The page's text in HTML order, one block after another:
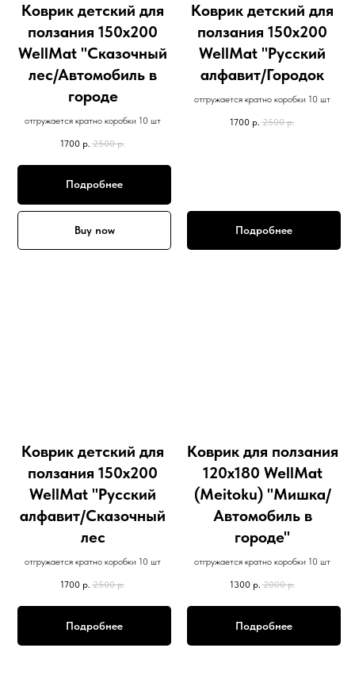
Коврик детский для
ползания 150x200
WellMat "Сказочный
лес/Автомобиль в
городе
отгружается кратно коробки 10 шт
1700 р. 2500 р.
Подробнее
Buy now
Коврик детский для
ползания 150x200
WellMat "Русский
алфавит/Городок
отгружается кратно коробки 10 шт
1700 р. 2500 р.
Подробнее
Коврик детский для
ползания 150x200
WellMat "Русский
алфавит/Сказочный
лес
отгружается кратно коробки 10 шт
1700 р. 2500 р.
Подробнее
Коврик для ползания
120х180 WellMat
(Meitoku) "Мишка/
Автомобиль в
городе"
отгружается кратно коробки 10 шт
1300 р. 2000 р.
Подробнее